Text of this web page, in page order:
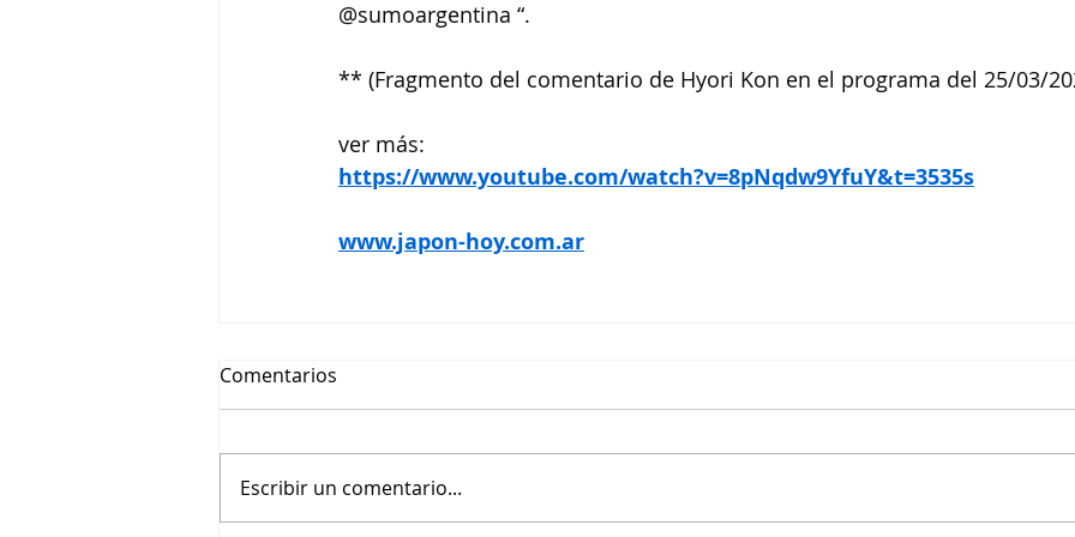
@sumoargentina “.
** (Fragmento del comentario de Hyori Kon en el programa del 25/03/
ver más:
https://www.youtube.com/watch?v=8pNqdw9YfuY&t=3535s
www.japon-hoy.com.ar
Comentarios
Escribir un comentario...